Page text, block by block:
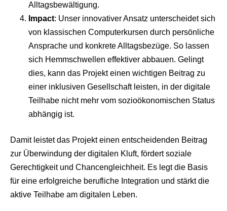
Alltagsbewältigung.
Impact: Unser innovativer Ansatz unterscheidet sich
von klassischen Computerkursen durch persönliche
Ansprache und konkrete Alltagsbezüge. So lassen
sich Hemmschwellen effektiver abbauen. Gelingt
dies, kann das Projekt einen wichtigen Beitrag zu
einer inklusiven Gesellschaft leisten, in der digitale
Teilhabe nicht mehr vom sozioökonomischen Status
abhängig ist.
Damit leistet das Projekt einen entscheidenden Beitrag
zur Überwindung der digitalen Kluft, fördert soziale
Gerechtigkeit und Chancengleichheit. Es legt die Basis
für eine erfolgreiche berufliche Integration und stärkt die
aktive Teilhabe am digitalen Leben.